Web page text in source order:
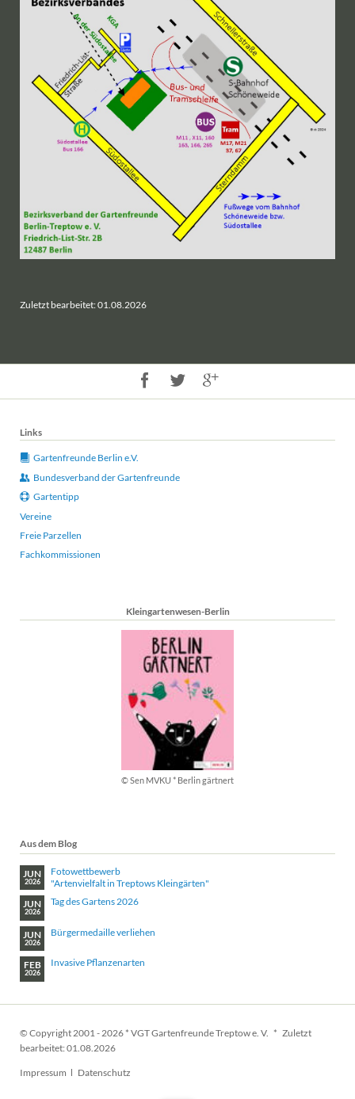
Zuletzt bearbeitet: 01.08.2026
Links
Gartenfreunde Berlin e.V.
Bundesverband der Gartenfreunde
Gartentipp
Vereine
Freie Parzellen
Fachkommissionen
Kleingartenwesen-Berlin
© Sen MVKU * Berlin gärtnert
Aus dem Blog
JUN
2026
Fotowettbewerb
"Artenvielfalt in Treptows Kleingärten"
JUN
2026
Tag des Gartens 2026
JUN
2026
Bürgermedaille verliehen
FEB
2026
Invasive Pflanzenarten
© Copyright 2001 - 2026 * VGT Gartenfreunde Treptow e. V. * Zuletzt
bearbeitet: 01.08.2026
Navigation
Impressum Datenschutz